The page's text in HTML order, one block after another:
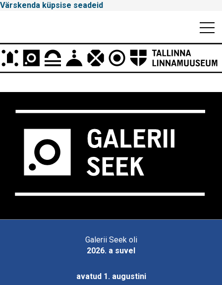
Värskenda küpsise seadeid
Peamenüü
Galerii Seek oli
2026. a suvel
avatud 1. augustini